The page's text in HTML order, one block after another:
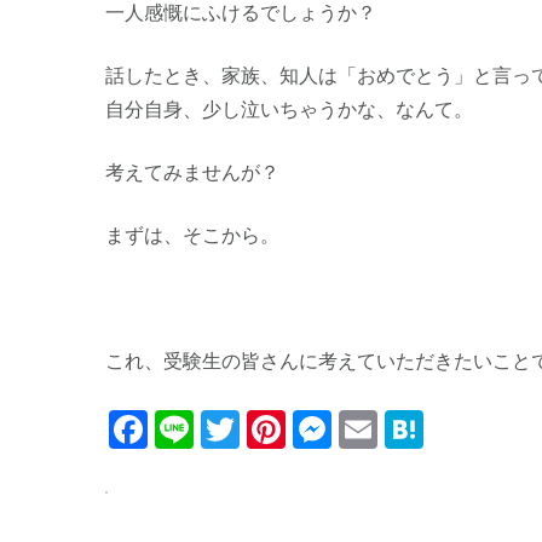
一人感慨にふけるでしょうか？
話したとき、家族、知人は「おめでとう」と言っ
自分自身、少し泣いちゃうかな、なんて。
考えてみませんが？
まずは、そこから。
これ、受験生の皆さんに考えていただきたいこと
Facebook
LineTwitter
Pinterest
Messenger
Email